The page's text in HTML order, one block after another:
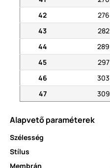
42
276
43
282
44
289
45
297
46
303
47
309
Alapvető paraméterek
Szélesség
Stílus
Membrán